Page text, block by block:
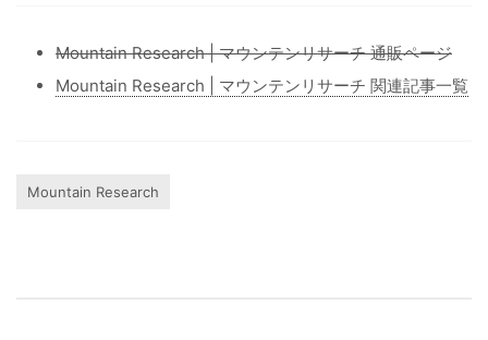
Mountain Research | マウンテンリサーチ 通販ページ
Mountain Research | マウンテンリサーチ 関連記事一覧
Mountain Research